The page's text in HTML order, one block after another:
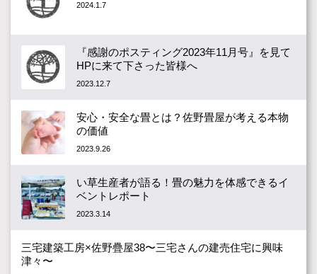
2024.1.7
『感謝のポスティング2023年11月号』を見て
HPに来て下さった皆様へ
2023.12.7
安心・安全な畳とは？佐野畳屋が考える本物
の価値
2023.9.26
い草生産者が語る！畳の魅力を体感できるイ
ベントレポート
2023.3.14
三宅建築工房×佐野疊屋38〜三宅さんの建売住宅に興味
津々〜